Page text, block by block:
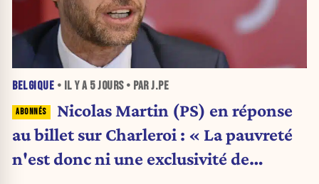
BELGIQUE • IL Y A 5 JOURS• PAR J.PE
Nicolas Martin (PS) en réponse
au billet sur Charleroi : « La pauvreté
n'est donc ni une exclusivité de